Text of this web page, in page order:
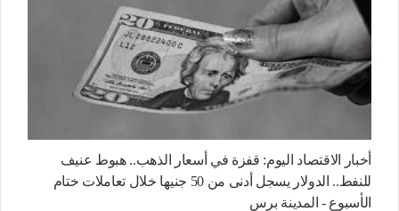
أخبار الاقتصاد اليوم: قفزة في أسعار الذهب.. هبوط عنيف
للنفط.. الدولار يسجل أدنى من 50 جنيها خلال تعاملات ختام
الأسبوع - المدينة برس